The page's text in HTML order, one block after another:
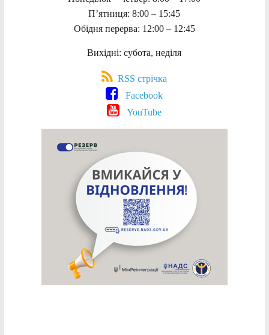
П’ятниця: 8:00 – 15:45
Обідня перерва: 12:00 – 12:45
Вихідні: субота, неділя
RSS стрічка
Facebook
YouTube